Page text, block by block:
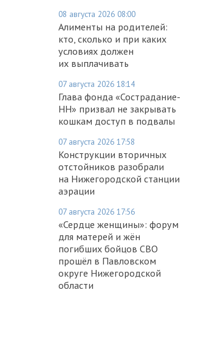
08 августа 2026 08:00
Алименты на родителей:
кто, сколько и при каких
условиях должен
их выплачивать
07 августа 2026 18:14
Глава фонда «Сострадание-
НН» призвал не закрывать
кошкам доступ в подвалы
07 августа 2026 17:58
Конструкции вторичных
отстойников разобрали
на Нижегородской станции
аэрации
07 августа 2026 17:56
«Сердце женщины»: форум
для матерей и жён
погибших бойцов СВО
прошёл в Павловском
округе Нижегородской
области